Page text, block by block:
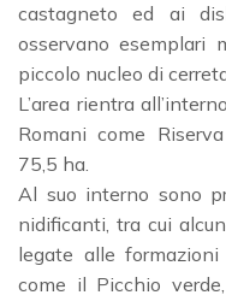
castagneto ed ai
osservano esemplari
piccolo nucleo di
L’area rientra
Romani come
75,5 ha.
Al suo interno sono
nidificanti, tra cui
legate alle
come il Picchio